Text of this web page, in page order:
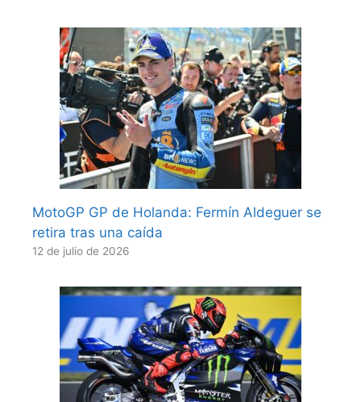
MotoGP GP de Holanda: Fermín Aldeguer se
retira tras una caída
12 de julio de 2026